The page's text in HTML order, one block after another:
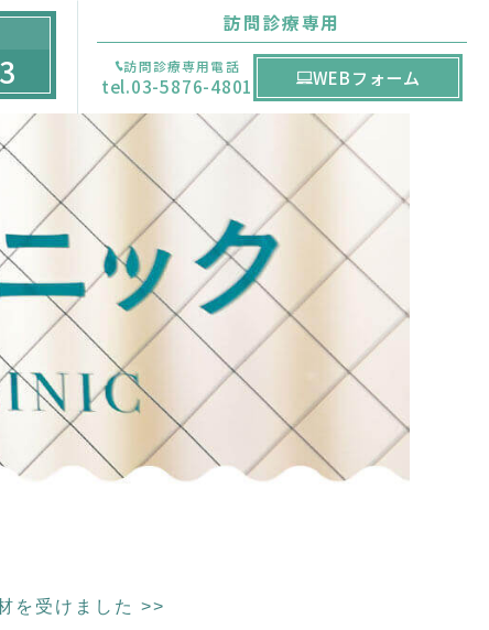
訪問診療専用
訪問診療専用電話
tel.03-5876-4801 WEBフォーム
を受けました >>